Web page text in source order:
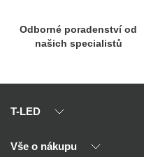
Odborné poradenství od
našich specialistů
T-LED
O nás
Vše o nákupu